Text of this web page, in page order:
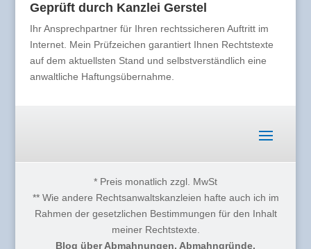
Geprüft durch Kanzlei Gerstel
Ihr Ansprechpartner für Ihren rechtssicheren Auftritt im
Internet. Mein Prüfzeichen garantiert Ihnen Rechtstexte
auf dem aktuellsten Stand und selbstverständlich eine
anwaltliche Haftungsübernahme.
* Preis monatlich zzgl. MwSt
** Wie andere Rechtsanwaltskanzleien hafte auch ich im
Rahmen der gesetzlichen Bestimmungen für den Inhalt
meiner Rechtstexte.
Blog über Abmahnungen, Abmahngründe,